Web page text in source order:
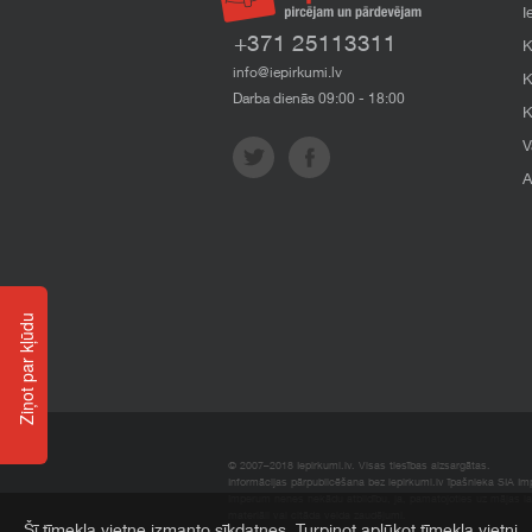
+371 25113311
info@iepirkumi.lv
Darba dienās 09:00 - 18:00
© 2007–2018 Iepirkumi.lv. Visas tiesības aizsargātas.
Informācijas pārpublicēšana bez iepirkumi.lv īpašnieka SIA
Ziņot par kļūdu